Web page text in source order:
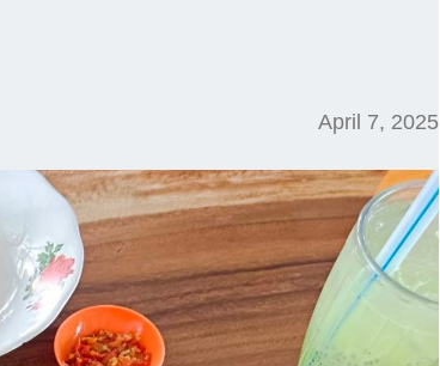
April 7, 2025